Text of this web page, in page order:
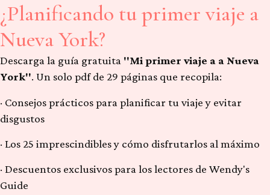
¿Planificando tu primer viaje a
Nueva York?
Descarga la guía gratuita "Mi primer viaje a a Nueva
York". Un solo pdf de 29 páginas que recopila:
· Consejos prácticos para planificar tu viaje y evitar
disgustos
· Los 25 imprescindibles y cómo disfrutarlos al máximo
· Descuentos exclusivos para los lectores de Wendy's
Guide